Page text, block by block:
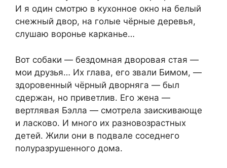
И я один смотрю в кухонное окно на белый
снежный двор, на голые чёрные деревья,
слушаю воронье карканье…
Вот собаки — бездомная дворовая стая —
мои друзья… Их глава, его звали Бимом, —
здоровенный чёрный дворняга — был
сдержан, но приветлив. Его жена —
вертлявая Бэлла — смотрела заискивающе
и ласково. И много их разновозрастных
детей. Жили они в подвале соседнего
полуразрушенного дома.